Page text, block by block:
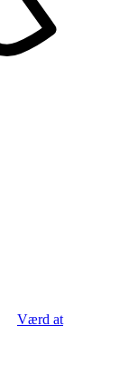
Værd at